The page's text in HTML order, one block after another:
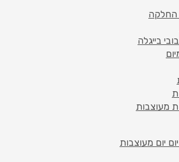
מעוצבות